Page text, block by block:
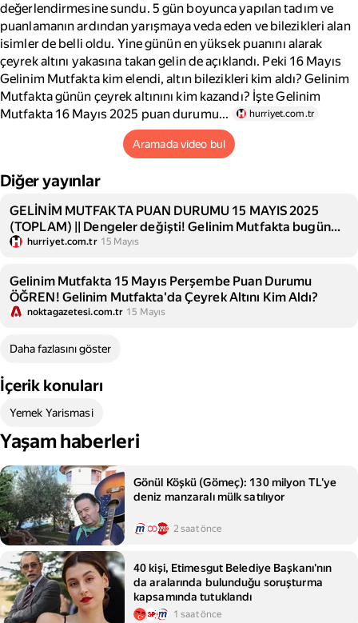
değerlendirmesine sundu. 5 gün boyunca yapılan tadım ve
puanlamanın ardından yarışmaya veda eden ve bilezikleri alan
isimler de belli oldu. Yine günün en yüksek puanını alarak
çeyrek altını yakasına takan gelin de açıklandı. Peki 16 Mayıs
Gelinim Mutfakta kim elendi, altın bilezikleri kim aldı? Gelinim
Mutfakta günün çeyrek altınını kim kazandı? İşte Gelinim
Mutfakta 16 Mayıs 2025 puan durumu...
hurriyet.com.tr
Aramada video bul
Diğer yayınlar
GELİNİM MUTFAKTA PUAN DURUMU 15 MAYIS 2025
(TOPLAM) || Dengeler değişti! Gelinim Mutfakta bugün
günün birincisi kim oldu, çeyrek altını kim aldı?
hurriyet.com.tr 15 Mayıs
Gelinim Mutfakta 15 Mayıs Perşembe Puan Durumu
ÖĞREN! Gelinim Mutfakta'da Çeyrek Altını Kim Aldı?
noktagazetesi.com.tr 15 Mayıs
Daha fazlasını göster
İçerik konuları
Yemek Yarismasi
Yaşam haberleri
Gönül Köşkü (Gömeç): 130 milyon TL'ye
deniz manzaralı mülk satılıyor
2 saat önce
40 kişi, Etimesgut Belediye Başkanı'nın
da aralarında bulunduğu soruşturma
kapsamında tutuklandı
1 saat önce